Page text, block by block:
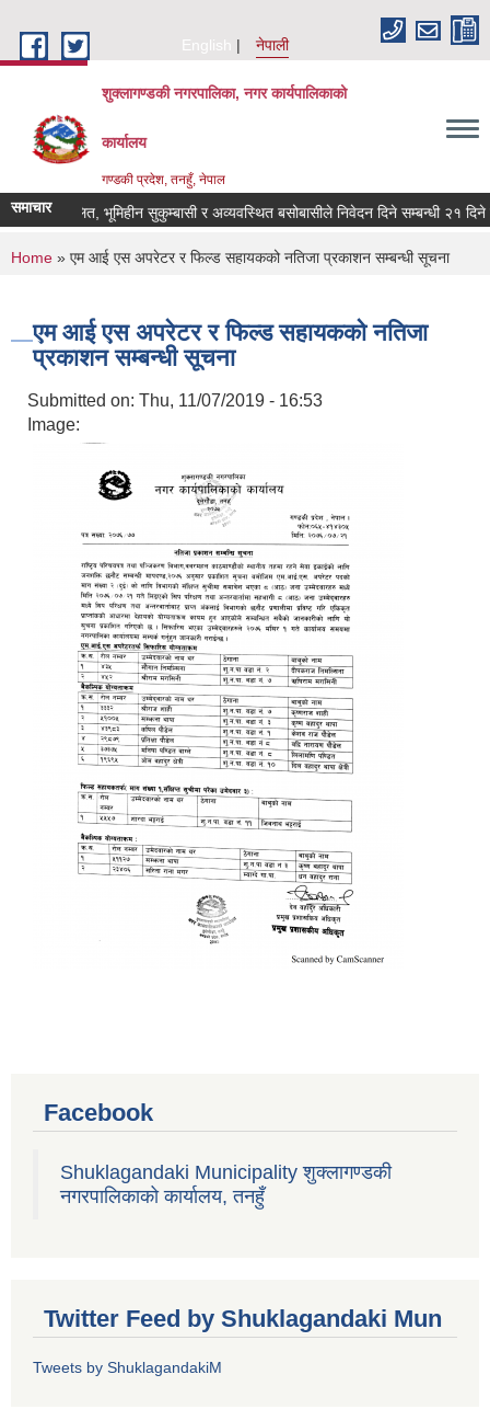
English
नेपाली
शुक्लागण्डकी नगरपालिका, नगर कार्यपालिकाको
कार्यालय
गण्डकी प्रदेश, तनहुँ, नेपाल
समाचारदलित, भूमिहीन सुकुम्बासी र अव्यवस्थित बसोबासीले निवेदन दिने सम्बन्धी २१ दिने
You are here
Home » एम आई एस अपरेटर र फिल्ड सहायकको नतिजा प्रकाशन सम्बन्धी सूचना
एम आई एस अपरेटर र फिल्ड सहायकको नतिजा
प्रकाशन सम्बन्धी सूचना
Submitted on: Thu, 11/07/2019 - 16:53
Image:
Facebook
Shuklagandaki Municipality शुक्लागण्डकी
नगरपालिकाको कार्यालय, तनहुँ
Twitter Feed by Shuklagandaki Mun
Tweets by ShuklagandakiM